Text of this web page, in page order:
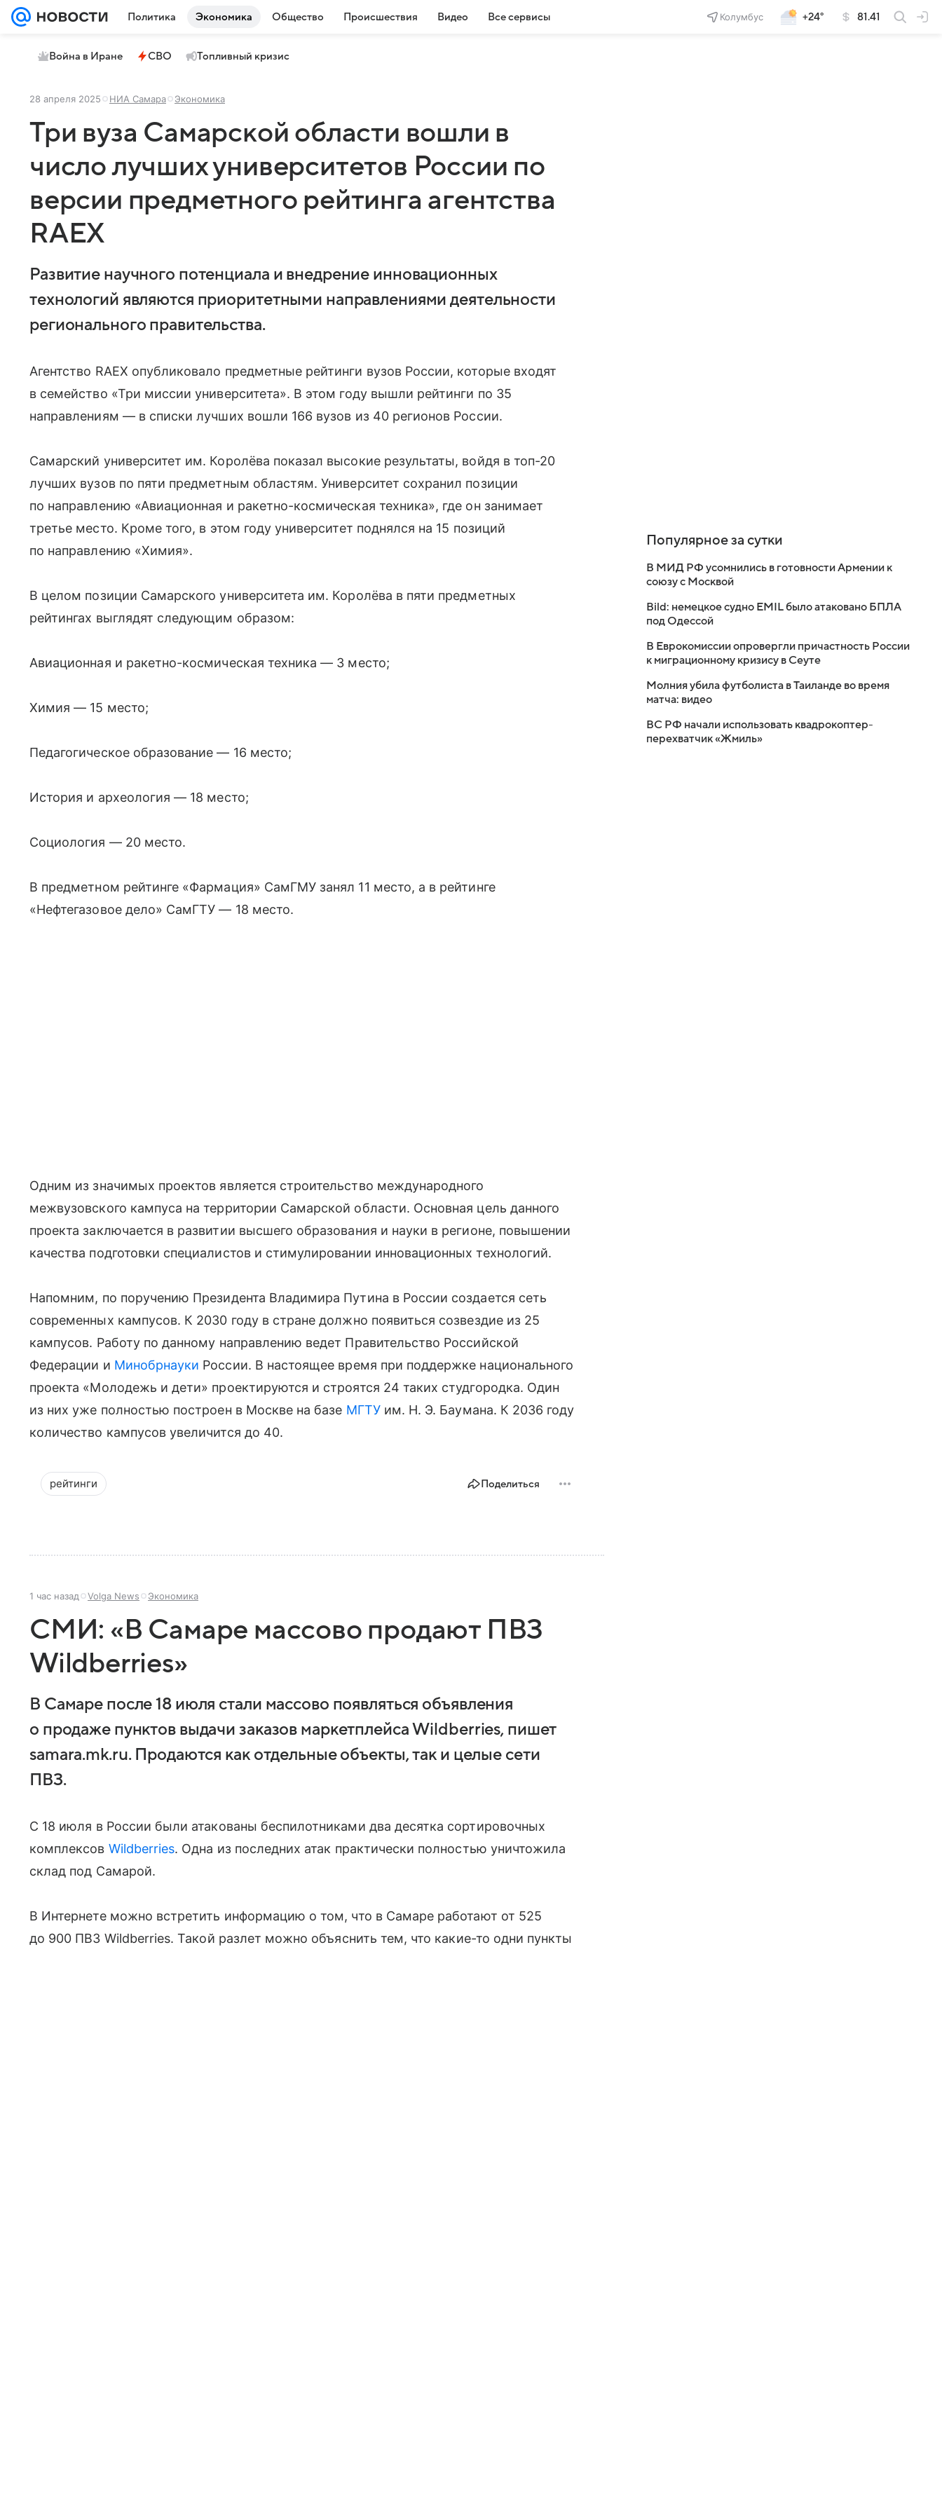
Политика Экономика Общество Происшествия Видео Все сервисы Колумбус +24° 81.41
Война в Иране СВО Топливный кризис
28 апреля 2025 НИА Самара Экономика
Три вуза Самарской области вошли в
число лучших университетов России по
версии предметного рейтинга агентства
RAEX
Развитие научного потенциала и внедрение инновационных
технологий являются приоритетными направлениями деятельности
регионального правительства.
Агентство RAEX опубликовало предметные рейтинги вузов России, которые входят
в семейство «Три миссии университета». В этом году вышли рейтинги по 35
направлениям — в списки лучших вошли 166 вузов из 40 регионов России.
Самарский университет им. Королёва показал высокие результаты, войдя в топ-20
лучших вузов по пяти предметным областям. Университет сохранил позиции
по направлению «Авиационная и ракетно-космическая техника», где он занимает
третье место. Кроме того, в этом году университет поднялся на 15 позиций
по направлению «Химия».
В целом позиции Самарского университета им. Королёва в пяти предметных
рейтингах выглядят следующим образом:
Авиационная и ракетно-космическая техника — 3 место;
Химия — 15 место;
Педагогическое образование — 16 место;
История и археология — 18 место;
Социология — 20 место.
В предметном рейтинге «Фармация» СамГМУ занял 11 место, а в рейтинге
«Нефтегазовое дело» СамГТУ — 18 место.
Одним из значимых проектов является строительство международного
межвузовского кампуса на территории Самарской области. Основная цель данного
проекта заключается в развитии высшего образования и науки в регионе, повышении
качества подготовки специалистов и стимулировании инновационных технологий.
Напомним, по поручению Президента Владимира Путина в России создается сеть
современных кампусов. К 2030 году в стране должно появиться созвездие из 25
кампусов. Работу по данному направлению ведет Правительство Российской
Федерации и Минобрнауки России. В настоящее время при поддержке национального
проекта «Молодежь и дети» проектируются и строятся 24 таких студгородка. Один
из них уже полностью построен в Москве на базе МГТУим. Н. Э. Баумана. К 2036 году
количество кампусов увеличится до 40.
рейтинги Поделиться
1 час назад Volga News Экономика
СМИ: «В Самаре массово продают ПВЗ
Wildberries»
В Самаре после 18 июля стали массово появляться объявления
о продаже пунктов выдачи заказов маркетплейса Wildberries, пишет
samara.mk.ru. Продаются как отдельные объекты, так и целые сети
ПВЗ.
С 18 июля в России были атакованы беспилотниками два десятка сортировочных
комплексов Wildberries. Одна из последних атак практически полностью уничтожила
склад под Самарой.
В Интернете можно встретить информацию о том, что в Самаре работают от 525
до 900 ПВЗ Wildberries. Такой разлет можно объяснить тем, что какие-то одни пункты
Популярное за сутки
В МИД РФ усомнились в готовности Армении к
союзу с Москвой
Bild: немецкое судно EMIL было атаковано БПЛА
под Одессой
В Еврокомиссии опровергли причастность России
к миграционному кризису в Сеуте
Молния убила футболиста в Таиланде во время
матча: видео
ВС РФ начали использовать квадрокоптер-
перехватчик «Жмиль»